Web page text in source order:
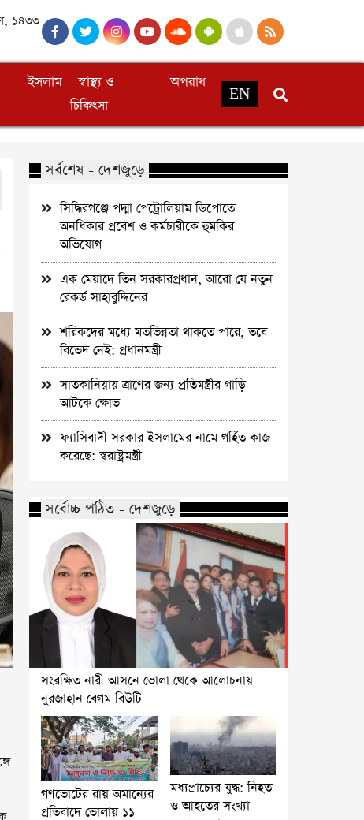
১৪৩৩
ইসলাম
স্বাস্থ্য ও
চিকিৎসা
অপরাধ
EN
সর্বশেষ - দেশজুড়ে
সিদ্ধিরগঞ্জে পদ্মা পেট্রোলিয়াম ডিপোতে
অনধিকার প্রবেশ ও কর্মচারীকে হুমকির
অভিযোগ
এক মেয়াদে তিন সরকারপ্রধান, আরো যে নতুন
রেকর্ড সাহাবুদ্দিনের
শরিকদের মধ্যে মতভিন্নতা থাকতে পারে, তবে
বিভেদ নেই: প্রধানমন্ত্রী
সাতকানিয়ায় ত্রাণের জন্য প্রতিমন্ত্রীর গাড়ি
আটকে ক্ষোভ
ফ্যাসিবাদী সরকার ইসলামের নামে গর্হিত কাজ
করেছে: স্বরাষ্ট্রমন্ত্রী
সর্বোচ্চ পঠিত - দেশজুড়ে
সংরক্ষিত নারী আসনে ভোলা থেকে আলোচনায়
নুরজাহান বেগম বিউটি
গণভোটের রায় অমান্যের
প্রতিবাদে ভোলায় ১১
মধ্যপ্রাচ্যের যুদ্ধ: নিহত
ও আহতের সংখ্যা